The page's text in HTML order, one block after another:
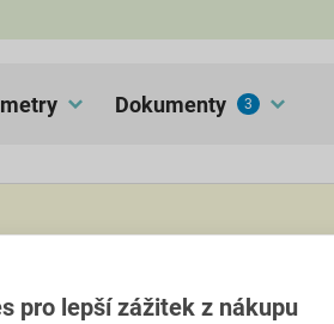
dokumenty 3
pouze zákazníkům s platným
pro lepší zážitek z nákupu